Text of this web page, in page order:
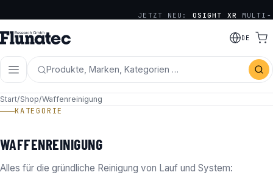
JETZT NEU: OSIGHT XR MULTI-
RETICLE SERIE DE
Produkte, Marken, Kategorien …
Start/Shop/Waffenreinigung
KATEGORIE
WAFFENREINIGUNG
Alles für die gründliche Reinigung von Lauf und System: